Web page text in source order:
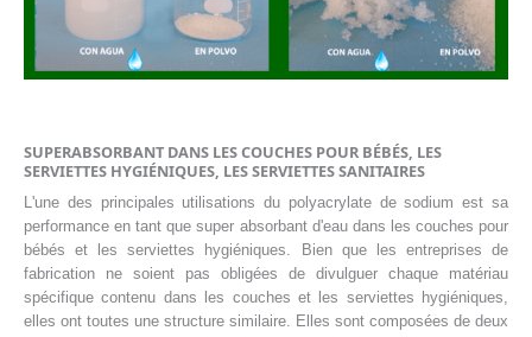
SUPERABSORBANT DANS LES COUCHES POUR BÉBÉS, LES
SERVIETTES HYGIÉNIQUES, LES SERVIETTES SANITAIRES
L'une des principales utilisations du polyacrylate de sodium est sa
performance en tant que super absorbant d'eau dans les couches pour
bébés et les serviettes hygiéniques. Bien que les entreprises de
fabrication ne soient pas obligées de divulguer chaque matériau
spécifique contenu dans les couches et les serviettes hygiéniques,
elles ont toutes une structure similaire. Elles sont composées de deux